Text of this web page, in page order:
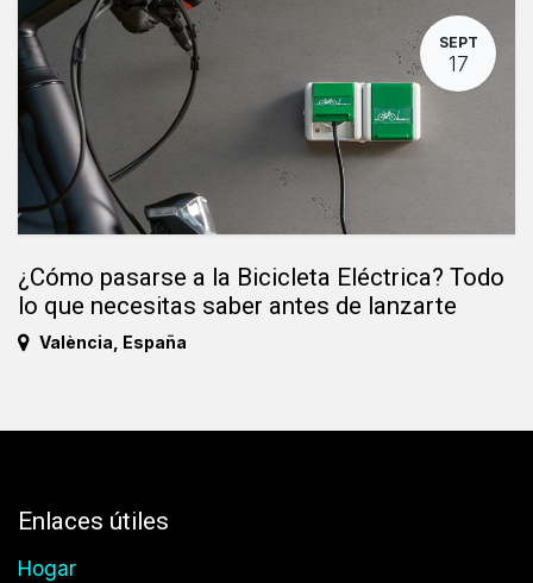
SEPT
17
¿Cómo pasarse a la Bicicleta Eléctrica? Todo
lo que necesitas saber antes de lanzarte
València España
Enlaces útiles
Hogar